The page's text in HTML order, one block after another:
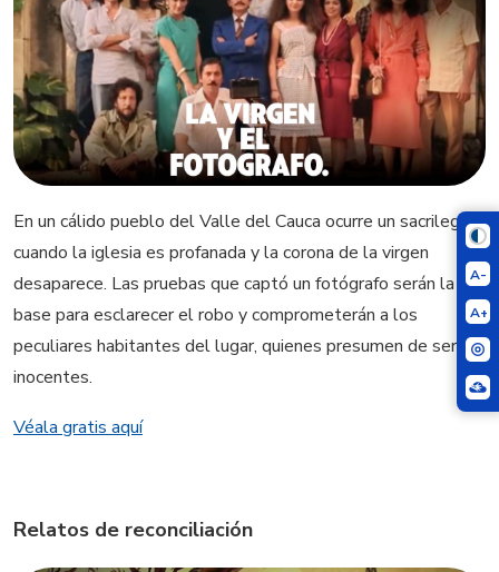
A-
A+
En un cálido pueblo del Valle del Cauca ocurre un sacrilegio
cuando la iglesia es profanada y la corona de la virgen
desaparece. Las pruebas que captó un fotógrafo serán la
base para esclarecer el robo y comprometerán a los
peculiares habitantes del lugar, quienes presumen de ser
inocentes.
Véala gratis aquí
Relatos de reconciliación